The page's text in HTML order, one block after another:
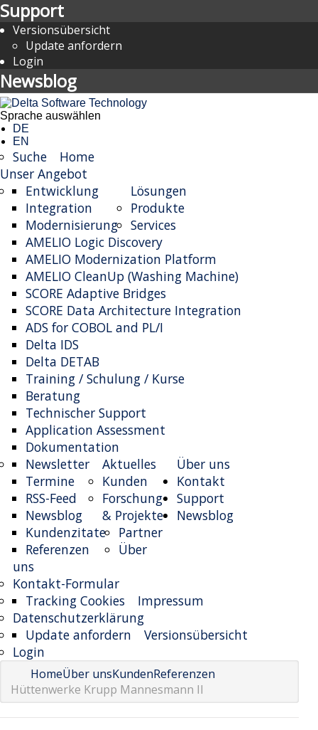
Support
Versionsübersicht
Update anfordern
Login
Newsblog
Sprache auswählen
DE
EN
Home
Suche
Unser Angebot
Lösungen
Entwicklung
Integration
Modernisierung
Produkte
AMELIO Logic Discovery
AMELIO Modernization Platform
AMELIO CleanUp (Washing Machine)
SCORE Adaptive Bridges
SCORE Data Architecture Integration
ADS for COBOL and PL/I
Delta IDS
Delta DETAB
Services
Training / Schulung / Kurse
Beratung
Technischer Support
Application Assessment
Dokumentation
Über uns
Aktuelles
Newsletter
Termine
RSS-Feed
Newsblog
Kunden
Kundenzitate
Referenzen
Forschung
& Projekte
Partner
Über
uns
Kontakt
Kontakt-Formular
Impressum
Tracking Cookies
Datenschutzerklärung
Support
Versionsübersicht
Update anfordern
Login
Newsblog
HomeÜber unsKundenReferenzen
Hüttenwerke Krupp Mannesmann II